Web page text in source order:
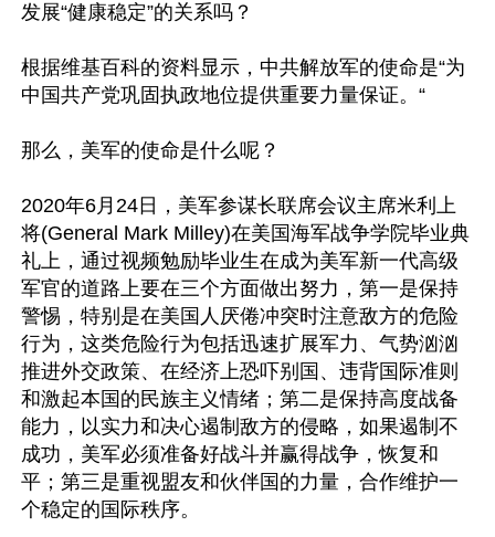
发展“健康稳定”的关系吗？
根据维基百科的资料显示，中共解放军的使命是“为
中国共产党巩固执政地位提供重要力量保证。“
那么，美军的使命是什么呢？
2020年6月24日，美军参谋长联席会议主席米利上
将(General Mark Milley)在美国海军战争学院毕业典
礼上，通过视频勉励毕业生在成为美军新一代高级
军官的道路上要在三个方面做出努力，第一是保持
警惕，特别是在美国人厌倦冲突时注意敌方的危险
行为，这类危险行为包括迅速扩展军力、气势汹汹
推进外交政策、在经济上恐吓别国、违背国际准则
和激起本国的民族主义情绪；第二是保持高度战备
能力，以实力和决心遏制敌方的侵略，如果遏制不
成功，美军必须准备好战斗并赢得战争，恢复和
平；第三是重视盟友和伙伴国的力量，合作维护一
个稳定的国际秩序。